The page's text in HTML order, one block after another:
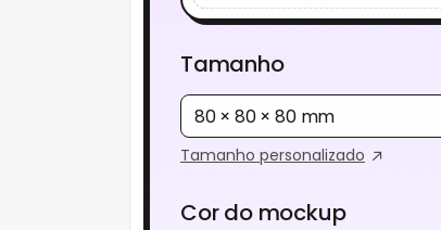
Tamanho
80 × 80 × 80 mm
Tamanho personalizado
Cor do mockup